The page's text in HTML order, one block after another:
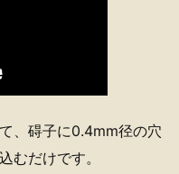
、碍子に0.4mm径の穴
むだけです。